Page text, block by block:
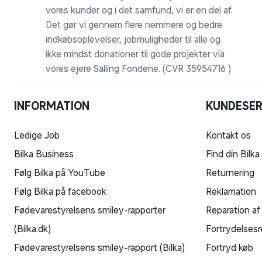
Vær opmærksom på
Det er dit ansvar at få noteret dit stelnummer, hvis
står under kranken på cyklen, og starter med WBL.
Du kan bestille din cykel online med levering til
For de fleste af vores cykler har du mulighed for at
Der er mange faktorer der påvirker rækkevidden
inkl. fører), hvor meget du træder i pedalerne,
start/stop (bykørsel) og det valgte
vores kunder og i det samfund, vi er en del af.
Det gør vi gennem flere nemmere og bedre
indkøbsoplevelser, jobmuligheder til alle og
ikke mindst donationer til gode projekter via
vores ejere Salling Fondene. (CVR 35954716 )
INFORMATION
Ledige Job
Bilka Business
Følg Bilka på YouTube
Følg Bilka på facebook
Fødevarestyrelsens smiley-rapporter
(Bilka.dk)
Fødevarestyrelsens smiley-rapport (Bilka)
Kontakt os
Find din Bilka
Returnering
Reklamation
Reparation
Fortryd køb